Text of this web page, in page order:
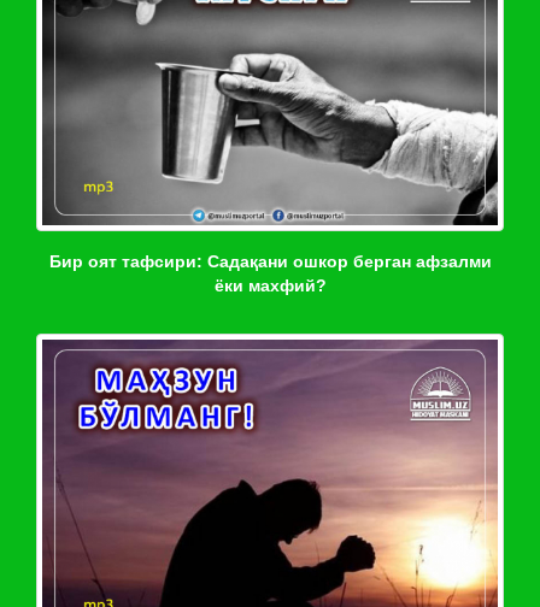
Бир оят тафсири: Садақани ошкор берган афзалми
ёки махфий?